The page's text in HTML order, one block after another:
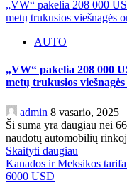
„VW“ pakelia 208 000
metų trukusios viešnagės
AUTO
„VW“ pakelia 208 000
metų trukusios
admin 8 vasario, 2025
Ši suma yra daugiau nei
naudotų automobilių
Skaityti daugiau
Kanados ir Meksikos
6000 USD